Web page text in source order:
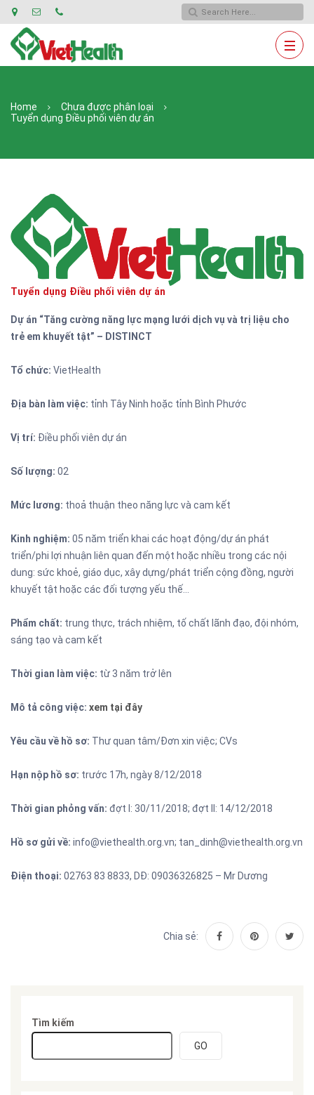
Home
Chưa được phân loại
Tuyển dụng Điều phối viên dự án
Tuyển dụng Điều phối viên dự án
Dự án “Tăng cường năng lực mạng lưới dịch vụ và trị liệu cho
trẻ em khuyết tật” – DISTINCT
Tổ chức: VietHealth
Địa bàn làm việc: tỉnh Tây Ninh hoặc tỉnh Bình Phước
Vị trí: Điều phối viên dự án
Số lượng: 02
Mức lương: thoả thuận theo năng lực và cam kết
Kinh nghiệm: 05 năm triển khai các hoạt động/dự án phát
triển/phi lợi nhuận liên quan đến một hoặc nhiều trong các nội
dung: sức khoẻ, giáo dục, xây dựng/phát triển cộng đồng, người
khuyết tật hoặc các đối tượng yếu thế…
Phẩm chất: trung thực, trách nhiệm, tố chất lãnh đạo, đội nhóm,
sáng tạo và cam kết
Thời gian làm việc: từ 3 năm trở lên
Mô tả công việc: xem tại đây
Yêu cầu về hồ sơ: Thư quan tâm/Đơn xin việc; CVs
Hạn nộp hồ sơ: trước 17h, ngày 8/12/2018
Thời gian phỏng vấn: đợt I: 30/11/2018; đợt II: 14/12/2018
Hồ sơ gửi về: info@viethealth.org.vn; tan_dinh@viethealth.org.vn
Điện thoại: 02763 83 8833, DĐ: 09036326825 – Mr Dương
Chia sẻ:
Tìm kiếm
GO